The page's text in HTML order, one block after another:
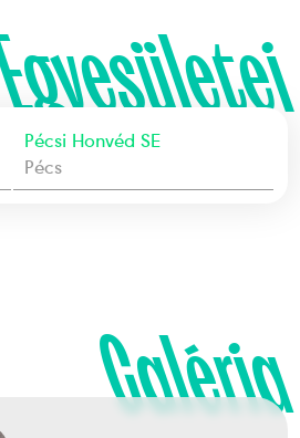
Egyesületei
Pécsi Honvéd SE
Pécs
Galéria